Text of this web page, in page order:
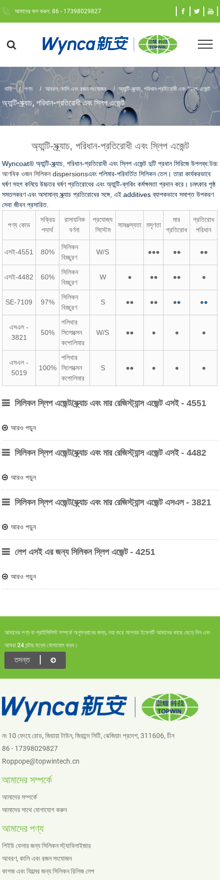
আমাদের কল করুন: 86 - 17398029827
বাড়ি পণ্য আবরণ, কালি এবং রজন সংযোজন অ্যান্টি-স্ক্র্যাচ, পরিধান-প্রতিরোধী এবং স্লিপ এজেন্ট
অ্যান্টি-স্ক্র্যাচ, পরিধান-প্রতিরোধী এবং স্লিপ এজেন্ট
অ্যান্টি-স্ক্র্যাচ, পরিধান-প্রতিরোধী এবং স্লিপ এজেন্ট
Wyncoat® অ্যান্টি-স্ক্র্যাচ, পরিধান-প্রতিরোধী এবং স্লিপ এজেন্ট দুটি প্রধান সিরিজে উপলব্ধ:উচ্চ
আণবিক ওজন সিলিকন dispersionsএবং পলিমার-পরিবর্তিত সিলিকন তেল। তারা কার্যকরভাবে
ঘর্ষণ সহগ কমিয়ে উচ্চতর ঘর্ষণ প্রতিরোধের এবং অ্যান্টি-ব্লকিং কর্মক্ষমতা প্রদান করে। চমৎকার পৃষ্ঠ
সমতলকরণ এবং অসামান্য স্ক্র্যাচ প্রতিরোধের সঙ্গে, এই additives ব্যাপকভাবে সমাপ্ত উপকরণ
সেবা জীবন প্রসারিত.
পণ্য কোড
সক্রিয়
পদার্থ
রাসায়নিক
বর্ণনা
প্রযোজ্য
সিস্টেম
সামঞ্জস্যতা মসৃণতা
মার
প্রতিরোধ
প্রতিরোধ
পরিধান
এসই-4551 80%
সিলিকন
বিচ্ছুরণ
W/S ●●● ●● ●●
এসই-4482 60%
সিলিকন
বিচ্ছুরণ
W ● ●● ●● ●
SE-7109 97%
সিলিকন
বিচ্ছুরণ
S ●● ●● ●● ●●
এসএল -
3821
50%
পলিথার
সিলোক্সেন
কপোলিমার
W/S ●● ● ● ●
এসএল -
5019
100%
পলিথার
সিলোক্সেন
কপোলিমার
S ●● ● ● ●
সিলিকন স্লিপ এজেন্ট/স্ক্র্যাচ এবং মার রেজিস্ট্যান্স এজেন্ট এসই - 4551
আরও পড়ুন
সিলিকন স্লিপ এজেন্ট/স্ক্র্যাচ এবং মার রেজিস্ট্যান্স এজেন্ট এসই - 4482
আরও পড়ুন
সিলিকন স্লিপ এজেন্ট/স্ক্র্যাচ এবং মার রেজিস্ট্যান্স এজেন্ট এসএল - 3821
আরও পড়ুন
লেপ এসই এর জন্য সিলিকন স্লিপ এজেন্ট - 4251
আরও পড়ুন
আমাদের পণ্য বা প্রাইসিলিস্ট সম্পর্কে অনুসন্ধানের জন্য, দয়া করে আপনার ইমেলটি আমাদের কাছে ছেড়ে দিন এবং
আমরা 24 ঘন্টার মধ্যে যোগাযোগ করব।
তদন্ত
নং 10 ফেংহে রোড, জিয়ায়া টাউন, জিয়ান্দে সিটি, ঝেজিয়াং প্রদেশ, 311606, চীন
86 - 17398029827
Roppope@topwintech.cn
আমাদের সম্পর্কে
আমাদের সম্পর্কে
আমাদের সাথে যোগাযোগ করুন
আমাদের পণ্য
পিইউ ফেনার জন্য সিলিকন স্ট্যাবিলাইজার
আবরণ, কালি এবং রজন সংযোজন
কাগজ এবং ফিল্মের জন্য সিলিকন রিলিজ লেপ